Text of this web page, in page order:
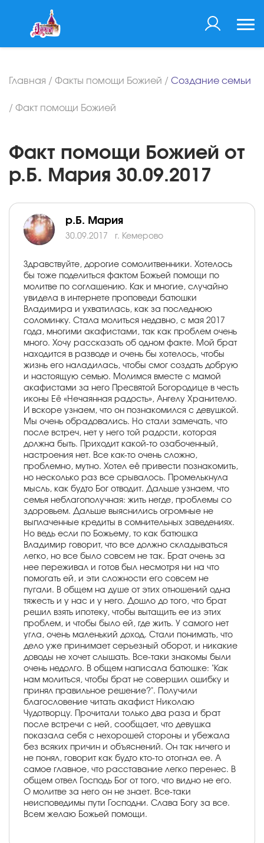
Главная / Факты помощи Божией / Создание семьи
/ Факт помощи Божией
Факт помощи Божией от
р.Б. Мария 30.09.2017
р.Б. Мария
30.09.2017 г. Кемерово
Здравствуйте, дорогие сомолитвенники. Хотелось
бы тоже поделиться фактом Божьей помощи по
молитве по соглашению. Как и многие, случайно
увидела в интернете проповеди батюшки
Владимира и ухватилась, как за последнюю
соломинку. Стала молиться недавно, с мая 2017
года, многими акафистами, так как проблем очень
много. Хочу рассказать об одном факте. Мой брат
находится в разводе и очень бы хотелось, чтобы
жизнь его наладилась, чтобы смог создать добрую
и настоящую семью. Молимся вместе с мамой
акафистами за него Пресвятой Богородице в честь
иконы Её «Нечаянная радость», Ангелу Хранителю.
И вскоре узнаем, что он познакомился с девушкой.
Мы очень обрадовались. Но стали замечать, что
после встреч, нет у него той радости, которая
должна быть. Приходит какой-то озабоченный,
настроения нет. Все как-то очень сложно,
проблемно, мутно. Хотел её привести познакомить,
но несколько раз все срывалось. Промелькнула
мысль, как будто Бог отводит. Дальше узнаем, что
семья неблагополучная: жить негде, проблемы со
здоровьем. Дальше выяснились огромные не
выплаченные кредиты в сомнительных заведениях.
Но ведь если по Божьему, то как батюшка
Владимир говорит, что все должно складываться
легко, но все было совсем не так. Брат очень за
нее переживал и готов был несмотря ни на что
помогать ей, и эти сложности его совсем не
пугали. В общем на душе от этих отношений одна
тяжесть и у нас и у него. Дошло до того, что брат
решил взять ипотеку, чтобы вытащить ее из этих
проблем, и чтобы было ей, где жить. У самого нет
угла, очень маленький доход. Стали понимать, что
дело уже принимает серьезный оборот, и никакие
доводы не хочет слышать. Все-таки знакомы были
очень недолго. В общем написала батюшке: "Как
нам молиться, чтобы брат не совершил ошибку и
принял правильное решение?". Получили
благословение читать акафист Николаю
Чудотворцу. Прочитали только два раза и брат
после встречи с ней, сообщает, что девушка
показала себя с нехорошей стороны и убежала
без всяких причин и объяснений. Он так ничего и
не понял, говорит как будто кто-то отогнал ее. А
самое главное, что расставание легко перенес. В
общем отвел Господь Бог от того, что видно не его.
О молитве за него он не знает. Все-таки
неисповедимы пути Господни. Слава Богу за все.
Всем желаю Божьей помощи.